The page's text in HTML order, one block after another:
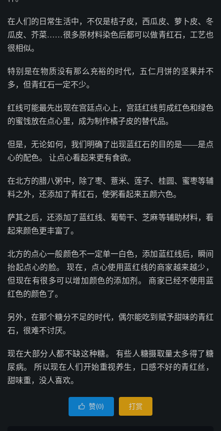
在人们的日常生活中，不仅是桔子皮，西瓜皮、萝卜皮、冬
瓜皮、芥菜……很多原材料染色后都可以做青红石，工艺也
很相似。
特别是在物质没有那么充裕的时代，五仁月饼的坚果并不
多，但青红石一定不少。
红线可能最先出现在宫廷点心上，宫廷红线剪成红色和绿色
的蜜饯放在点心里，成为制作橘子皮的替代品。
但是，无论如何，我们明确了出现蓝红石的目的是——是点
心的配色。 让点心看起来更有食欲。
在北方的腊八粥中，除了枣、薏米、莲子、桂圆、蜜枣等辅
料之外，还添加了青红石，使粥看起来五颜六色。
萨其之后，还添加了蓝红线、葡萄干、芝麻等辅助材料，看
起来颜色更丰富了。
北方的点心一般颜色不一定单一白色，添加蓝红线后，瞬间
抬起点心的脸。 现在，点心使用蓝红线的商家越来越少，
但现在有很多可以增加颜色的添加剂。 商家已经不使用蓝
红色的颜色了。
另外，在那个糖分不足的时代，偶尔能吃到赋予甜味的青红
石，很难不讨厌。
现在大部分人都不缺这种糖。 有些人糖摄取量太多得了糖
尿病。 所以现在人们开始重视养生，口感不好的青红丝，
甜味重，没人喜欢。
 赞(0) 打赏